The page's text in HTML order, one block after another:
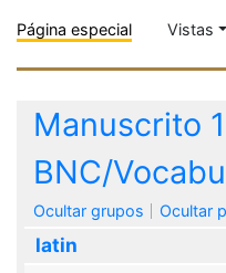
Página especial Vistas
Manuscrito
BNC/
Ocultar grupos Ocultar
latin